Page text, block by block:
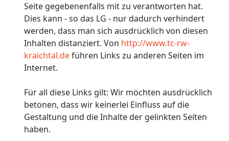
Seite gegebenenfalls mit zu verantworten hat.
Dies kann - so das LG - nur dadurch verhindert
werden, dass man sich ausdrücklich von diesen
Inhalten distanziert. Von http://www.tc-rw-
kraichtal.deführen Links zu anderen Seiten im
Internet.
Für all diese Links gilt: Wir möchten ausdrücklich
betonen, dass wir keinerlei Einfluss auf die
Gestaltung und die Inhalte der gelinkten Seiten
haben.